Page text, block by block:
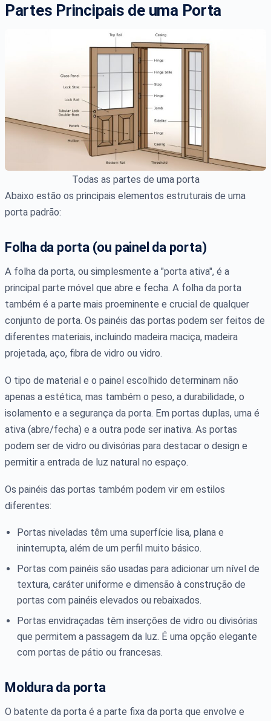
Partes Principais de uma Porta
Todas as partes de uma porta
Abaixo estão os principais elementos estruturais de uma
porta padrão:
Folha da porta (ou painel da porta)
A folha da porta, ou simplesmente a "porta ativa", é a
principal parte móvel que abre e fecha. A folha da porta
também é a parte mais proeminente e crucial de qualquer
conjunto de porta. Os painéis das portas podem ser feitos de
diferentes materiais, incluindo madeira maciça, madeira
projetada, aço, fibra de vidro ou vidro.
O tipo de material e o painel escolhido determinam não
apenas a estética, mas também o peso, a durabilidade, o
isolamento e a segurança da porta. Em portas duplas, uma é
ativa (abre/fecha) e a outra pode ser inativa. As portas
podem ser de vidro ou divisórias para destacar o design e
permitir a entrada de luz natural no espaço.
Os painéis das portas também podem vir em estilos
diferentes:
Portas niveladas têm uma superfície lisa, plana e
ininterrupta, além de um perfil muito básico.
Portas com painéis são usadas para adicionar um nível de
textura, caráter uniforme e dimensão à construção de
portas com painéis elevados ou rebaixados.
Portas envidraçadas têm inserções de vidro ou divisórias
que permitem a passagem da luz. É uma opção elegante
com portas de pátio ou francesas.
Moldura da porta
O batente da porta é a parte fixa da porta que envolve e